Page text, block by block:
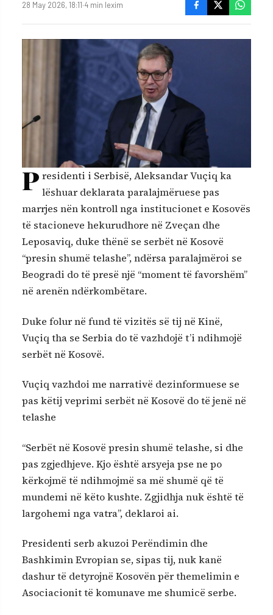
28 May 2026, 18:11·4 min lexim
P residenti i Serbisë, Aleksandar Vuçiq ka
lëshuar deklarata paralajmëruese pas
marrjes nën kontroll nga institucionet e Kosovës
të stacioneve hekurudhore në Zveçan dhe
Leposaviq, duke thënë se serbët në Kosovë
“presin shumë telashe”, ndërsa paralajmëroi se
Beogradi do të presë një “moment të favorshëm”
në arenën ndërkombëtare.
Duke folur në fund të vizitës së tij në Kinë,
Vuçiq tha se Serbia do të vazhdojë t’i ndihmojë
serbët në Kosovë.
Vuçiq vazhdoi me narrativë dezinformuese se
pas këtij veprimi serbët në Kosovë do të jenë në
telashe
“Serbët në Kosovë presin shumë telashe, si dhe
pas zgjedhjeve. Kjo është arsyeja pse ne po
kërkojmë të ndihmojmë sa më shumë që të
mundemi në këto kushte. Zgjidhja nuk është të
largohemi nga vatra”, deklaroi ai.
Presidenti serb akuzoi Perëndimin dhe
Bashkimin Evropian se, sipas tij, nuk kanë
dashur të detyrojnë Kosovën për themelimin e
Asociacionit të komunave me shumicë serbe.